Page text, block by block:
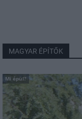
MAGYAR ÉPÍTŐK
Mi épül?